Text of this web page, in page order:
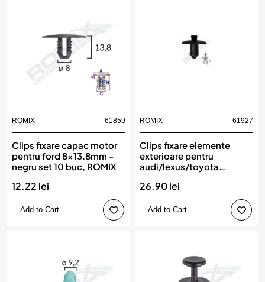
ROMIX 61859
Clips fixare capac motor
pentru ford 8x13.8mm -
negru set 10 buc, ROMIX
12.22 lei
Add to Cart
ROMIX 61927
Clips fixare elemente
exterioare pentru
audi/lexus/toyota
buc, ROMIX
26.90 lei
Add to Cart